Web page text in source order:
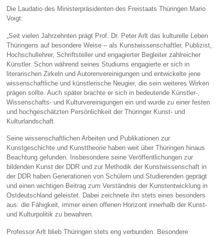
Die Laudatio des Ministerpräsidenten des Freistaats Thüringen Mario
Voigt:
„Seit vielen Jahrzehnten prägt Prof. Dr. Peter Arlt das kulturelle Leben
Thüringens auf besondere Weise – als Kunstwissenschaftler, Publizist,
Hochschullehrer, Schriftsteller und engagierter Begleiter zahlreicher
Künstler. Schon während seines Studiums engagierte er sich in
literarischen Zirkeln und Autorenvereinigungen und entwickelte jene
wissenschaftliche und künstlerische Neugier, die sein weiteres Wirken
prägen sollte. Auch später brachte er sich in bedeutende Künstler-,
Wissenschafts- und Kulturvereinigungen ein und wurde zu einer festen
und hochgeschätzten Persönlichkeit der Thüringer Kunst- und
Kulturlandschaft.
Seine wissenschaftlichen Arbeiten und Publikationen zur
Kunstgeschichte und Kunsttheorie haben weit über Thüringen hinaus
Beachtung gefunden. Insbesondere seine Veröffentlichungen zur
bildenden Kunst der DDR und zur Methodik der Kunstwissenschaft in
der DDR haben Generationen von Schülern und Studierenden geprägt
und einen wichtigen Beitrag zum Verständnis der Kunstentwicklung in
Ostdeutschland geleistet. Dabei zeichnete ihn stets eines besonders
aus: die Fähigkeit, immer einen offenen Horizont innerhalb der Kunst-
und Kulturpolitik zu bewahren.
Professor Arlt blieb Thüringen stets eng verbunden. Besondere